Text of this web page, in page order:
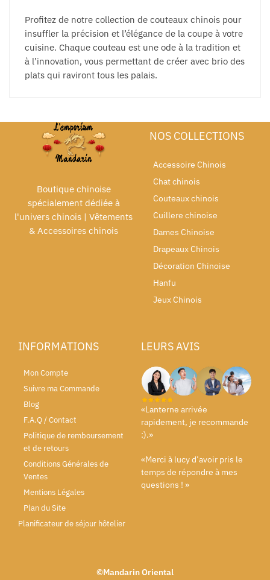
Profitez de notre collection de couteaux chinois pour
insuffler la précision et l’élégance de la coupe à votre
cuisine. Chaque couteau est une ode à la tradition et
à l’innovation, vous permettant de créer avec brio des
plats qui raviront tous les palais.
Boutique chinoise
spécialement dédiée à
l'univers chinois | Vêtements
& Accessoires chinois
NOS COLLECTIONS
Accessoire Chinois
Chat chinois
Couteaux chinois
Cuillere chinoise
Dames Chinoise
Drapeaux Chinois
Décoration Chinoise
Hanfu
Jeux Chinois
INFORMATIONS
Mon Compte
Suivre ma Commande
Blog
F.A.Q / Contact
Politique de remboursement
et de retours
Conditions Générales de
Ventes
Mentions Légales
Plan du Site
Planificateur de séjour hôtelier
LEURS AVIS
«Lanterne arrivée
rapidement, je recommande
:).»
«Merci à lucy d’avoir pris le
temps de répondre à mes
questions ! »
©Mandarin Oriental